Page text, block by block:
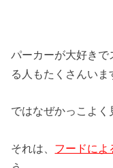
パーカーが大好きで
る人もたくさんいま
ではなぜかっこよく
それは、 フードによ